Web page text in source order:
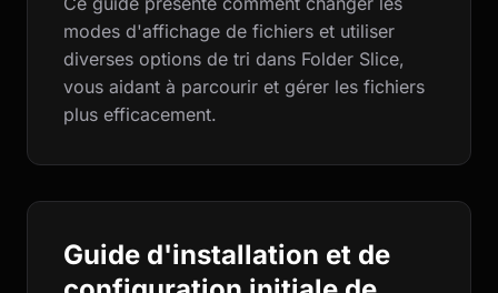
modes d'affichage de fichiers et utiliser
diverses options de tri dans Folder Slice,
vous aidant à parcourir et gérer les fichiers
plus efficacement.
Guide d'installation et de